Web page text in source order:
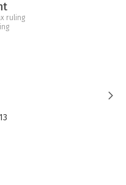
het denken over dit
ruling